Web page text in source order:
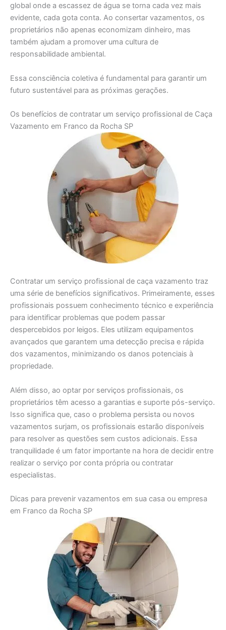
global onde a escassez de água se torna cada vez mais
evidente, cada gota conta. Ao consertar vazamentos, os
proprietários não apenas economizam dinheiro, mas
também ajudam a promover uma cultura de
responsabilidade ambiental.
Essa consciência coletiva é fundamental para garantir um
futuro sustentável para as próximas gerações.
Os benefícios de contratar um serviço profissional de Caça
Vazamento em Franco da Rocha SP
Contratar um serviço profissional de caça vazamento traz
uma série de benefícios significativos. Primeiramente, esses
profissionais possuem conhecimento técnico e experiência
para identificar problemas que podem passar
despercebidos por leigos. Eles utilizam equipamentos
avançados que garantem uma detecção precisa e rápida
dos vazamentos, minimizando os danos potenciais à
propriedade.
Além disso, ao optar por serviços profissionais, os
proprietários têm acesso a garantias e suporte pós-serviço.
Isso significa que, caso o problema persista ou novos
vazamentos surjam, os profissionais estarão disponíveis
para resolver as questões sem custos adicionais. Essa
tranquilidade é um fator importante na hora de decidir entre
realizar o serviço por conta própria ou contratar
especialistas.
Dicas para prevenir vazamentos em sua casa ou empresa
em Franco da Rocha SP